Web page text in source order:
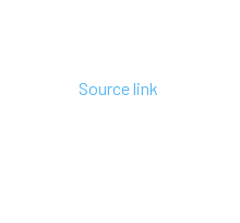
Source link